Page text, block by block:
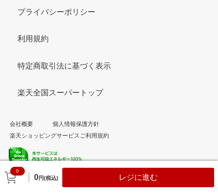
0
0円(税込) レジに進む
プライバシーポリシー
利用規約
特定商取引法に基づく表示
楽天全国スーパートップ
会社概要
個人情報保護方針
楽天ショッピングサービスご利用規約
© Rakuten Group, Inc.